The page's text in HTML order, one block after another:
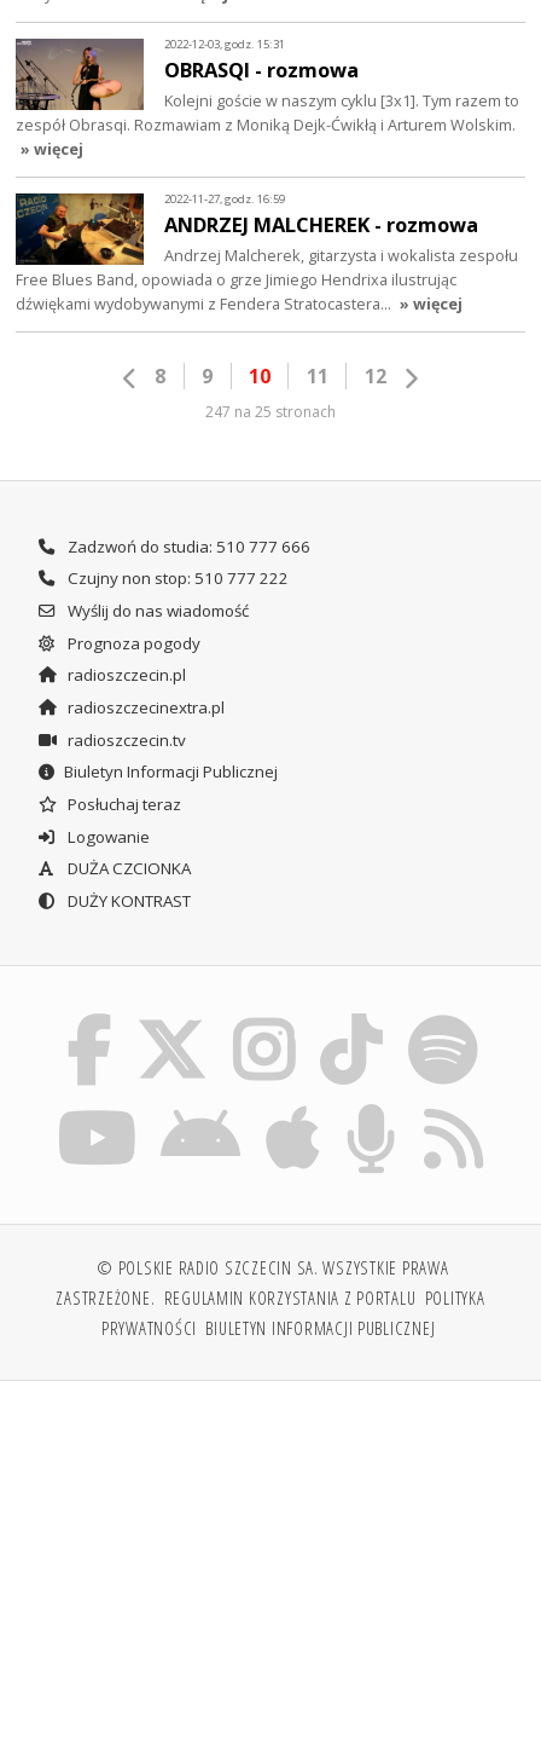
2022-12-03, godz. 15:31
OBRASQI - rozmowa
Kolejni goście w naszym cyklu [3x1]. Tym razem to
zespół Obrasqi. Rozmawiam z Moniką Dejk-Ćwikłą i Arturem Wolskim.
» więcej
2022-11-27, godz. 16:59
ANDRZEJ MALCHEREK - rozmowa
Andrzej Malcherek, gitarzysta i wokalista zespołu
Free Blues Band, opowiada o grze Jimiego Hendrixa ilustrując
dźwiękami wydobywanymi z Fendera Stratocastera… » więcej
8 9 10 11 12
247 na 25 stronach
Zadzwoń do studia: 510 777 666
Czujny non stop: 510 777 222
Wyślij do nas wiadomość
Prognoza pogody
radioszczecin.pl
radioszczecinextra.pl
radioszczecin.tv
Biuletyn Informacji Publicznej
Posłuchaj teraz
Logowanie
DUŻA CZCIONKA
DUŻY KONTRAST
© POLSKIE RADIO SZCZECIN SA. WSZYSTKIE PRAWA
ZASTRZEŻONE. REGULAMIN KORZYSTANIA Z PORTALU POLITYKA
PRYWATNOŚCI BIULETYN INFORMACJI PUBLICZNEJ